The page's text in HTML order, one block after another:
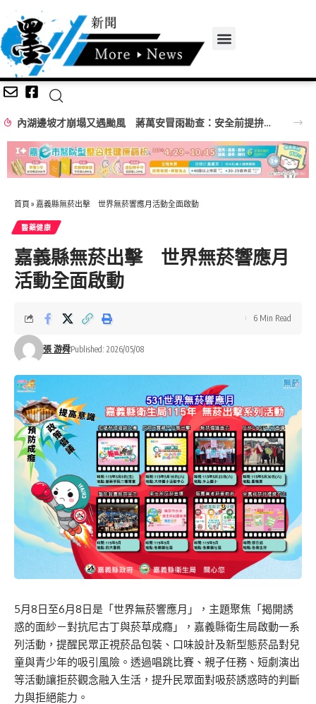
內湖邊坡才崩塌又遇颱風 蔣萬安冒雨勘查：安全前提拚完工
首頁 » 嘉義縣無菸出擊 世界無菸響應月活動全面啟動
醫藥健康
嘉義縣無菸出擊 世界無菸響應月
活動全面啟動
張 游舜Published: 2026/05/08
6 Min Read
5月8日至6月8日是「世界無菸響應月」，主題聚焦「揭開誘
惑的面紗－對抗尼古丁與菸草成癮」，嘉義縣衛生局啟動一系
列活動，提醒民眾正視菸品包裝、口味設計及新型態菸品對兒
童與青少年的吸引風險。透過唱跳比賽、親子任務、短劇演出
等活動讓拒菸觀念融入生活，提升民眾面對吸菸誘惑時的判斷
力與拒絕能力。